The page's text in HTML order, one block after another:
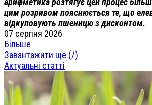
цим розривом пояснюється те, що
відкуповують пшеницю з дисконтом.
07 серпня 2026
Більше
Завантажити ще (/)
Актуальні статті